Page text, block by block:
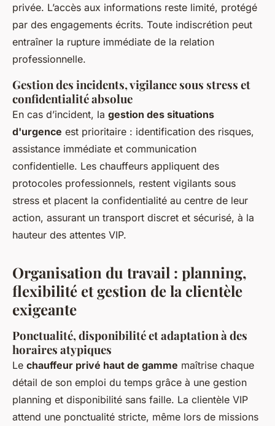
privée. L’accès aux informations reste limité, protégé
par des engagements écrits. Toute indiscrétion peut
entraîner la rupture immédiate de la relation
professionnelle.
Gestion des incidents, vigilance sous stress et
confidentialité absolue
En cas d’incident, la gestion des situations
d'urgence est prioritaire : identification des risques,
assistance immédiate et communication
confidentielle. Les chauffeurs appliquent des
protocoles professionnels, restent vigilants sous
stress et placent la confidentialité au centre de leur
action, assurant un transport discret et sécurisé, à la
hauteur des attentes VIP.
Organisation du travail : planning,
flexibilité et gestion de la clientèle
exigeante
Ponctualité, disponibilité et adaptation à des
horaires atypiques
Le chauffeur privé haut de gamme maîtrise chaque
détail de son emploi du temps grâce à une gestion
planning et disponibilité sans faille. La clientèle VIP
attend une ponctualité stricte, même lors de missions